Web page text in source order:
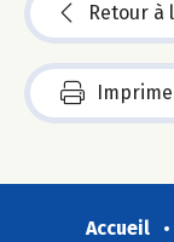
Retour à
Accueil